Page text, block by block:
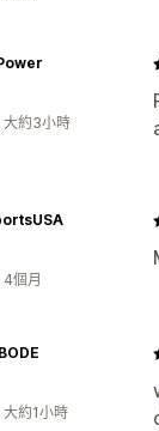
大約3小時
個月
約1小時